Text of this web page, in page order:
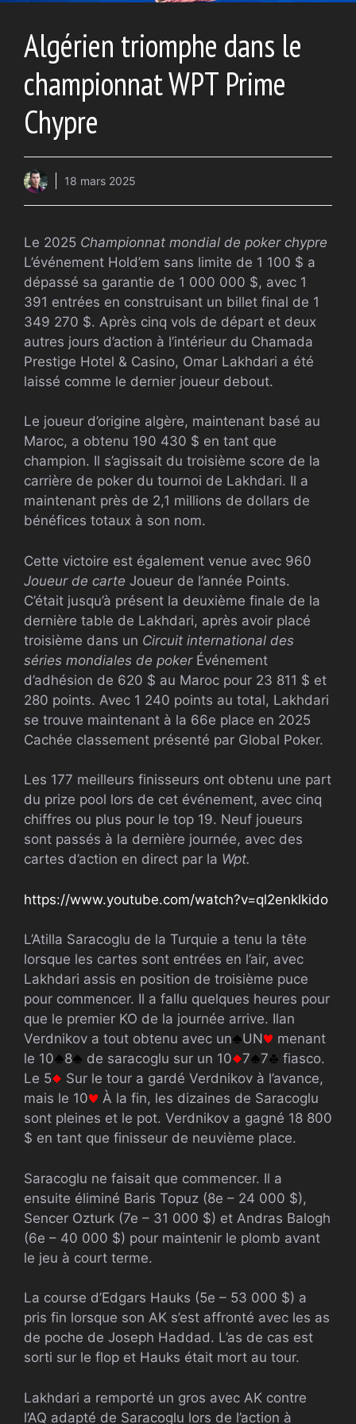
Algérien triomphe dans le
championnat WPT Prime
Chypre
18 mars 2025
Le 2025 Championnat mondial de poker chypre
L’événement Hold’em sans limite de 1 100 $ a
dépassé sa garantie de 1 000 000 $, avec 1
391 entrées en construisant un billet final de 1
349 270 $. Après cinq vols de départ et deux
autres jours d’action à l’intérieur du Chamada
Prestige Hotel & Casino, Omar Lakhdari a été
laissé comme le dernier joueur debout.
Le joueur d’origine algère, maintenant basé au
Maroc, a obtenu 190 430 $ en tant que
champion. Il s’agissait du troisième score de la
carrière de poker du tournoi de Lakhdari. Il a
maintenant près de 2,1 millions de dollars de
bénéfices totaux à son nom.
Cette victoire est également venue avec 960
Joueur de carte Joueur de l’année Points.
C’était jusqu’à présent la deuxième finale de la
dernière table de Lakhdari, après avoir placé
troisième dans un Circuit international des
séries mondiales de pokerÉvénement
d’adhésion de 620 $ au Maroc pour 23 811 $ et
280 points. Avec 1 240 points au total, Lakhdari
se trouve maintenant à la 66e place en 2025
Cachée classement présenté par Global Poker.
Les 177 meilleurs finisseurs ont obtenu une part
du prize pool lors de cet événement, avec cinq
chiffres ou plus pour le top 19. Neuf joueurs
sont passés à la dernière journée, avec des
cartes d’action en direct par la Wpt.
https://www.youtube.com/watch?v=ql2enklkido
L’Atilla Saracoglu de la Turquie a tenu la tête
lorsque les cartes sont entrées en l’air, avec
Lakhdari assis en position de troisième puce
pour commencer. Il a fallu quelques heures pour
que le premier KO de la journée arrive. Ilan
Verdnikov a tout obtenu avec un
UN
menant
le 10
8 de saracoglu sur un 10 7 7
fiasco.
Le 5
Sur le tour a gardé Verdnikov à l’avance,
mais le 10
À la fin, les dizaines de Saracoglu
sont pleines et le pot. Verdnikov a gagné 18 800
$ en tant que finisseur de neuvième place.
Saracoglu ne faisait que commencer. Il a
ensuite éliminé Baris Topuz (8e – 24 000 $),
Sencer Ozturk (7e – 31 000 $) et Andras Balogh
(6e – 40 000 $) pour maintenir le plomb avant
le jeu à court terme.
La course d’Edgars Hauks (5e – 53 000 $) a
pris fin lorsque son AK s’est affronté avec les as
de poche de Joseph Haddad. L’as de cas est
sorti sur le flop et Hauks était mort au tour.
Lakhdari a remporté un gros avec AK contre
l’AQ adapté de Saracoglu lors de l’action à